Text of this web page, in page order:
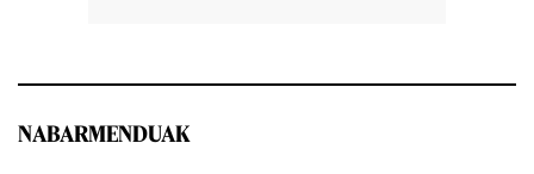
NABARMENDUAK